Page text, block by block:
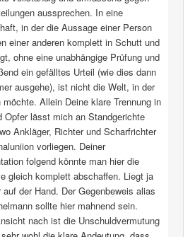
aussprechen. In eine
in der die Aussage einer Person
einer anderen komplett in Schutt und
ohne eine unabhängige Prüfung und
ein gefälltes Urteil (wie dies dann
ausgehe), ist nicht die Welt, in der
möchte. Allein Deine klare Trennung in
Opfer lässt mich an Standgerichte
Ankläger, Richter und Scharfrichter
vorliegen. Deiner
folgend könnte man hier die
gleich komplett abschaffen. Liegt ja
der Hand. Der Gegenbeweis alias
sollte hier mahnend sein.
nach ist die Unschuldvermutung